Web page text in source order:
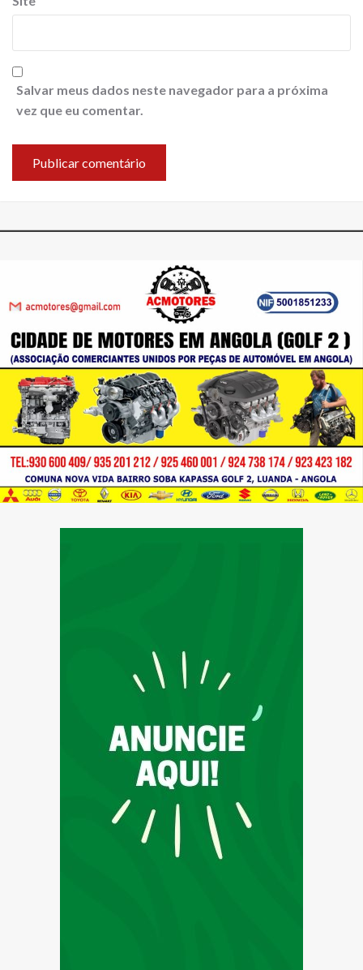
Salvar meus dados neste navegador para a próxima
vez que eu comentar.